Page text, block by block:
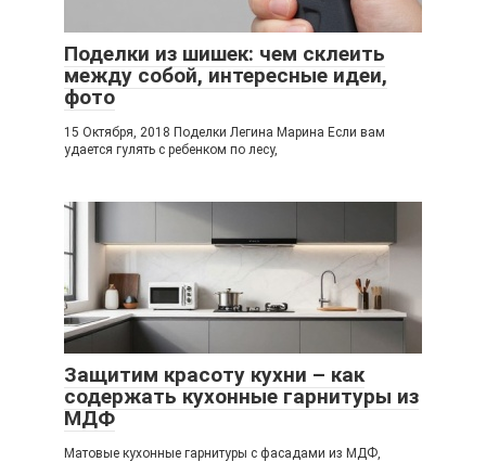
Поделки из шишек: чем склеить
между собой, интересные идеи,
фото
15 Октября, 2018 Поделки Легина Марина Если вам
удается гулять с ребенком по лесу,
Защитим красоту кухни – как
содержать кухонные гарнитуры из
МДФ
Матовые кухонные гарнитуры с фасадами из МДФ,